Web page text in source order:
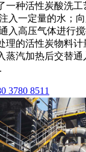
一种活性炭酸洗
入一定量的水；
入高压气体进行
理的活性炭物料
蒸汽加热后交替
3780 8511